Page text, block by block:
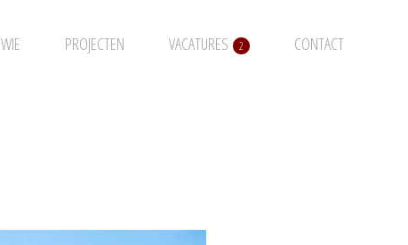
WIE PROJECTEN VACATURES 2 CONTACT